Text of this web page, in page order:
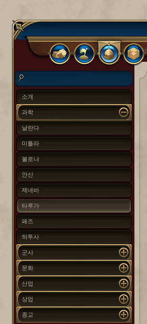
소개
과학
날란다
미틀라
볼로냐
안산
제네바
타루가
페즈
하투사
군사
문화
산업
상업
종교